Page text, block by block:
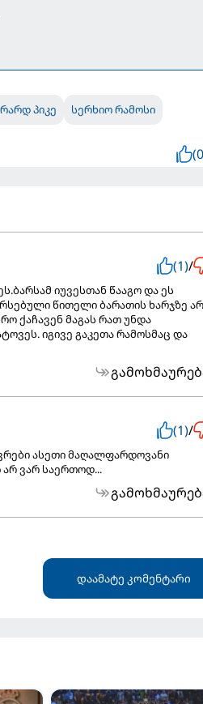
პიკე სერხიო რამოსი
(1)/
იუვესთან წააგო და ეს
წითელი ბარათის ხარჯზე არ
ქაჩავენ მაგას რათ უნდა
იგივე გაკეთა რამოსმაც და
(1)/
ასეთი მაღალფარდოვანი
არ ვარ საერთოდ...
დაამატე კომენტარი